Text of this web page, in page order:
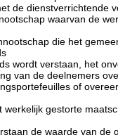
de dienstverrichtende
waarvan de
die het
wordt verstaan, het
van de deelnemers
of
gestorte
de waarde van